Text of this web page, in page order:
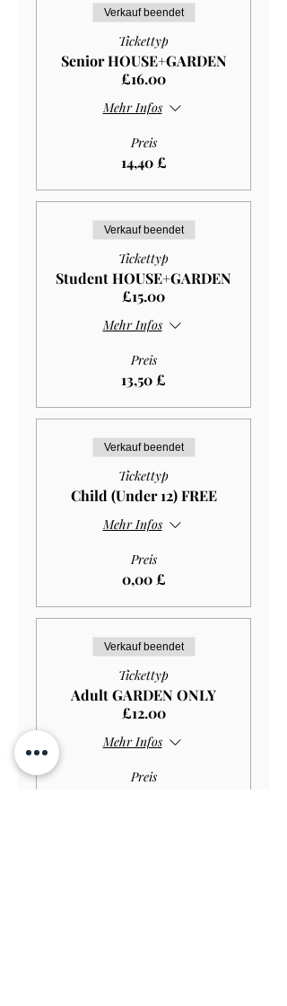
Verkauf beendet
Tickettyp
Senior HOUSE+GARDEN
£16.00
Mehr Infos
Preis
14,40 £
Verkauf beendet
Tickettyp
Student HOUSE+GARDEN
£15.00
Mehr Infos
Preis
13,50 £
Verkauf beendet
Tickettyp
Child (Under 12) FREE
Mehr Infos
Preis
0,00 £
Verkauf beendet
Tickettyp
Adult GARDEN ONLY
£12.00
Mehr Infos
Preis